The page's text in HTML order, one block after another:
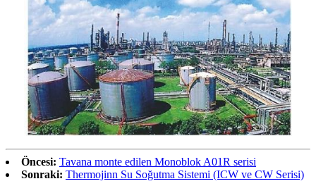
Öncesi: Tavana monte edilen Monoblok A01R serisi
Sonraki: Thermojinn Su Soğutma Sistemi (ICW ve CW Serisi)